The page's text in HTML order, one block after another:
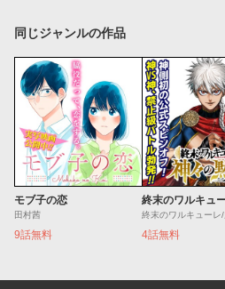
同じジャンルの作品
モブ子の恋
田村茜
9話無料 4話無料